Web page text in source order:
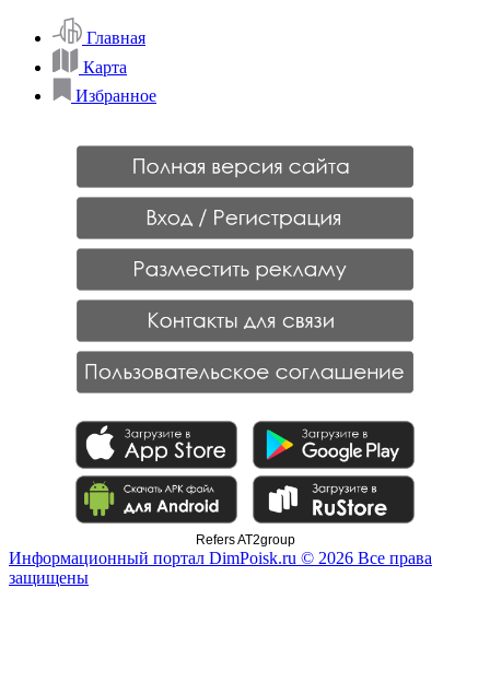
Главная
Карта
Избранное
Refers AT2group
Информационный портал DimPoisk.ru © 2026 Все права
защищены